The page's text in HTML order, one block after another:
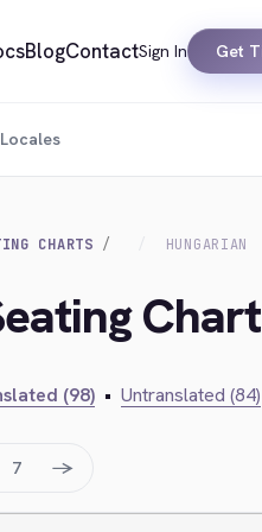
BlogContactSign In Get
Locales
CHARTS HUNGARIAN
(98) • Untranslated (84)
7 →